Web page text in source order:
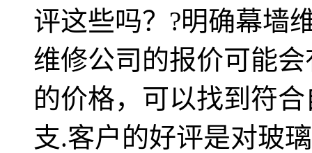
评这些吗？?明确幕墙
维修公司的报价可能
的价格，可以找到符
支.客户的好评是对玻